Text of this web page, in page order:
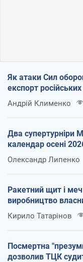
Як атаки Сил
експорт
Андрій Клименко
Два супертурніри
календар осені
Олександр Липенко
Ракетний щит і
виробництво
Кирило Татарінов
Посмертна
дозволив ТЦК